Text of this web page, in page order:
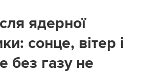
ядерної
сонце, вітер і
без газу не